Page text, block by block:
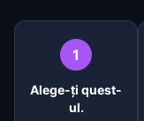
1
Alege-ți quest-
ul.